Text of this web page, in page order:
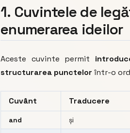
1. Cuvintele de
enumerarea ideilor
Aceste cuvinte permit
structurarea punctelor într-o
Cuvânt Traducere
and și